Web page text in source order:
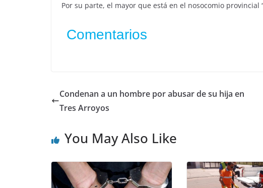
Por su parte, el mayor que está en el nosocomio provincial
Comentarios
Condenan a un hombre por abusar de su hija en
Tres Arroyos
You May Also Like